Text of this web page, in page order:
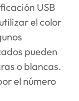
USB
el color
pueden
o blancas.
el número